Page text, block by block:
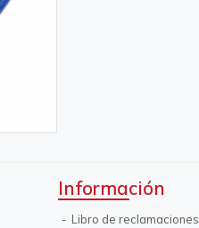
Información
Libro de reclamaciones